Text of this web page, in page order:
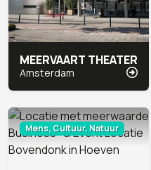
MEERVAART THEATER
Amsterdam
Mens, Cultuur, Natuur